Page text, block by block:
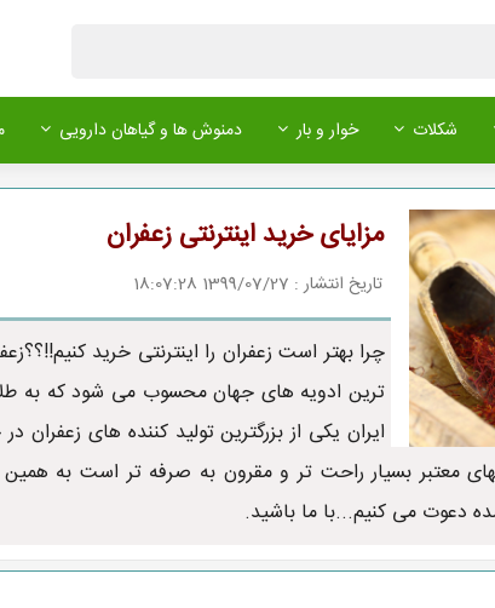
شکلات خوار و بار دمنوش ها و گیاهان دارویی
مزایای خرید اینترنتی زعفران
تاریخ انتشار : 1399/07/27 18:07:28
چرا بهتر است زعفران را اینترنتی خرید
ترین ادویه های جهان محسوب می شود که به
ایران یکی از بزرگترین تولید کننده های زعفران
معتبر بسیار راحت تر و مقرون به صرفه تر است به
دعوت می کنیم...با ما باشید.